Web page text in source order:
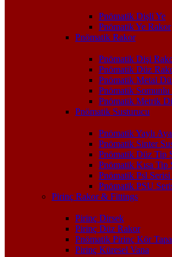
Pnömatik Dişli Ye
Pnömatik Ye Rakor
Pnömatik Rakor
Pnömatik Dişi
Pnömatik Düz
Pnömatik Metal
Pnömatik
Pnömatik Metrik
Pnömatik Susturucu
Pnömatik Yaylı
Pnömatik Sinter
Pnömatik Düz Tip
Pnömatik Kısa Tip
Pnömatik Psl
Pnömatik PSU
Pirinç Rakor & Fittings
Pirinç Dirsek
Pirinç Düz Rakor
Pnömatik Pirinç Kör Tapa
Pirinç Küresel Vana